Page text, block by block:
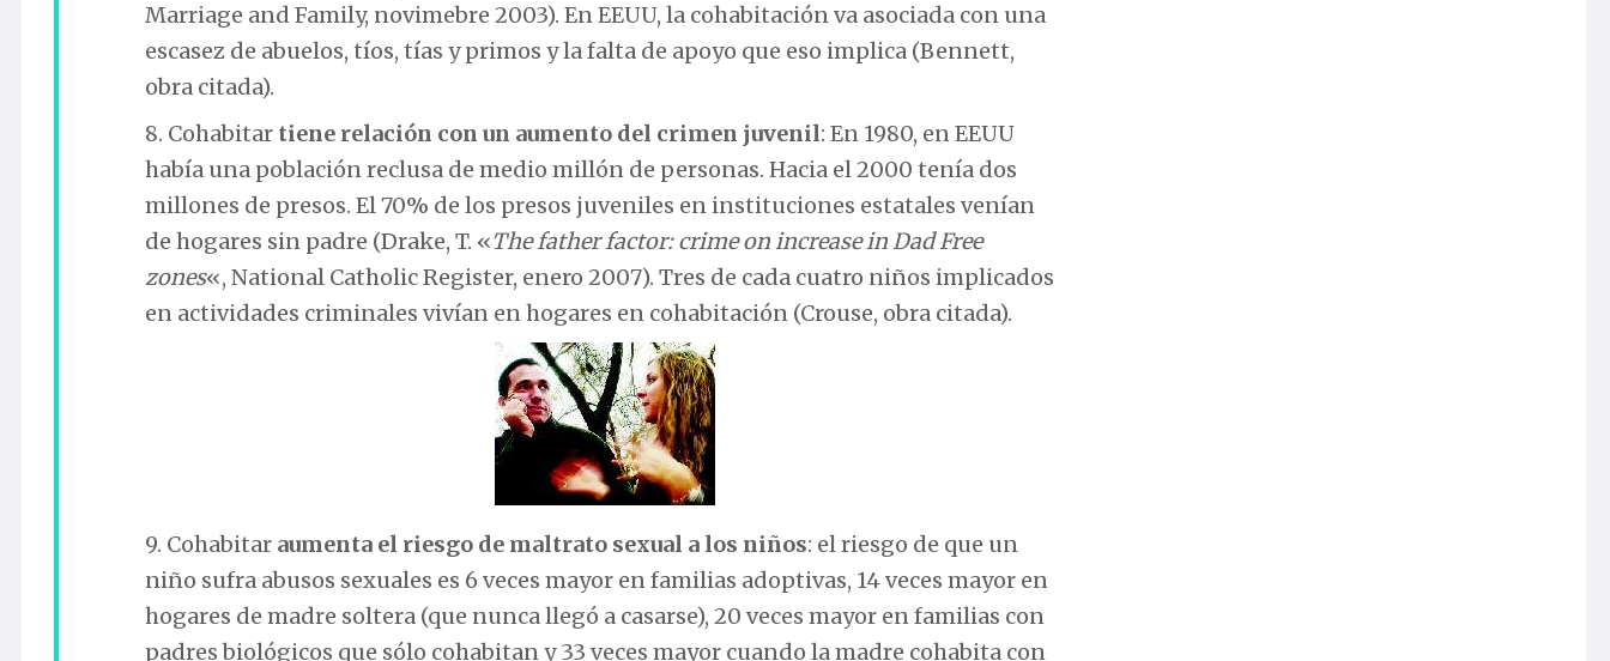
Marriage and Family, novimebre 2003). En EEUU, la cohabitación va asociada con una
escasez de abuelos, tíos, tías y primos y la falta de apoyo que eso implica (Bennett,
obra citada).
8. Cohabitar tiene relación con un aumento del crimen juvenil: En 1980, en EEUU
había una población reclusa de medio millón de personas. Hacia el 2000 tenía dos
millones de presos. El 70% de los presos juveniles en instituciones estatales venían
de hogares sin padre (Drake, T. «The father factor: crime on increase in Dad Free
zones«, National Catholic Register, enero 2007). Tres de cada cuatro niños implicados
en actividades criminales vivían en hogares en cohabitación (Crouse, obra citada).
9. Cohabitar aumenta el riesgo de maltrato sexual a los niños: el riesgo de que un
niño sufra abusos sexuales es 6 veces mayor en familias adoptivas, 14 veces mayor en
hogares de madre soltera (que nunca llegó a casarse), 20 veces mayor en familias con
padres biológicos que sólo cohabitan y 33 veces mayor cuando la madre cohabita con